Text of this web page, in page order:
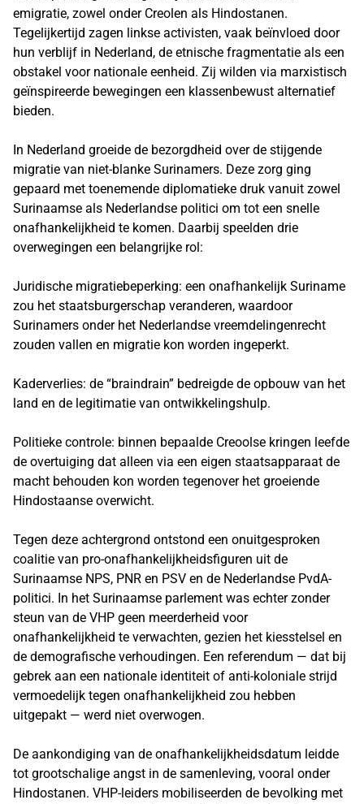
emigratie, zowel onder Creolen als Hindostanen.
Tegelijkertijd zagen linkse activisten, vaak beïnvloed door
hun verblijf in Nederland, de etnische fragmentatie als een
obstakel voor nationale eenheid. Zij wilden via marxistisch
geïnspireerde bewegingen een klassenbewust alternatief
bieden.
In Nederland groeide de bezorgdheid over de stijgende
migratie van niet-blanke Surinamers. Deze zorg ging
gepaard met toenemende diplomatieke druk vanuit zowel
Surinaamse als Nederlandse politici om tot een snelle
onafhankelijkheid te komen. Daarbij speelden drie
overwegingen een belangrijke rol:
Juridische migratiebeperking: een onafhankelijk Suriname
zou het staatsburgerschap veranderen, waardoor
Surinamers onder het Nederlandse vreemdelingenrecht
zouden vallen en migratie kon worden ingeperkt.
Kaderverlies: de “braindrain” bedreigde de opbouw van het
land en de legitimatie van ontwikkelingshulp.
Politieke controle: binnen bepaalde Creoolse kringen leefde
de overtuiging dat alleen via een eigen staatsapparaat de
macht behouden kon worden tegenover het groeiende
Hindostaanse overwicht.
Tegen deze achtergrond ontstond een onuitgesproken
coalitie van pro-onafhankelijkheidsfiguren uit de
Surinaamse NPS, PNR en PSV en de Nederlandse PvdA-
politici. In het Surinaamse parlement was echter zonder
steun van de VHP geen meerderheid voor
onafhankelijkheid te verwachten, gezien het kiesstelsel en
de demografische verhoudingen. Een referendum — dat bij
gebrek aan een nationale identiteit of anti-koloniale strijd
vermoedelijk tegen onafhankelijkheid zou hebben
uitgepakt — werd niet overwogen.
De aankondiging van de onafhankelijkheidsdatum leidde
tot grootschalige angst in de samenleving, vooral onder
Hindostanen. VHP-leiders mobiliseerden de bevolking met